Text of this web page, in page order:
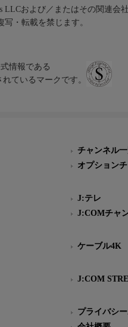
および／またはその関連会
・転載を禁じます。
情報である
ているマークです。
チャンネル
オプション
J:テレ
J:COMチャ
ケーブル4K
J:COM
プライバシ